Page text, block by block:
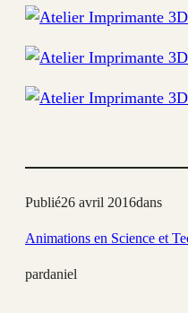
Publié26 avril 2016dans
Animations en Science et
pardaniel